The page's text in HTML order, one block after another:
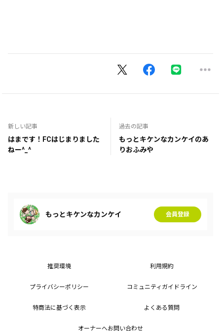
新しい記事
はまです！FCはじまりました
ねー^_^
過去の記事
もっとキケンなカンケイのあ
りおふみや
もっとキケンなカンケイ 会員登録
推奨環境 利用規約
プライバシーポリシー コミュニティガイドライン
特商法に基づく表示 よくある質問
オーナーへお問い合わせ